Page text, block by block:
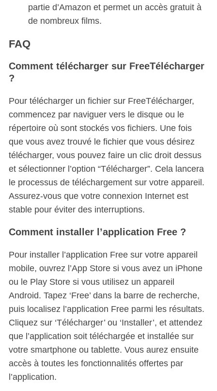
partie d’Amazon et permet un accès gratuit à
de nombreux films.
FAQ
Comment télécharger sur FreeTélécharger
?
Pour télécharger un fichier sur FreeTélécharger,
commencez par naviguer vers le disque ou le
répertoire où sont stockés vos fichiers. Une fois
que vous avez trouvé le fichier que vous désirez
télécharger, vous pouvez faire un clic droit dessus
et sélectionner l’option “Télécharger”. Cela lancera
le processus de téléchargement sur votre appareil.
Assurez-vous que votre connexion Internet est
stable pour éviter des interruptions.
Comment installer l’application Free ?
Pour installer l’application Free sur votre appareil
mobile, ouvrez l’App Store si vous avez un iPhone
ou le Play Store si vous utilisez un appareil
Android. Tapez ‘Free’ dans la barre de recherche,
puis localisez l’application Free parmi les résultats.
Cliquez sur ‘Télécharger’ ou ‘Installer’, et attendez
que l’application soit téléchargée et installée sur
votre smartphone ou tablette. Vous aurez ensuite
accès à toutes les fonctionnalités offertes par
l’application.